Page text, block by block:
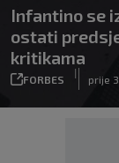
Infantino se
ostati
kritikama
FORBES
|
prije